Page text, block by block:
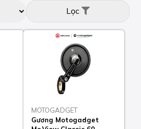
Lọc
MOTOGADGET
Gương Motogadget